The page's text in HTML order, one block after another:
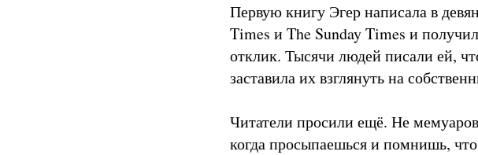
Первую книгу Эгер написала в
Times и The Sunday Times и
отклик. Тысячи людей писали ей,
заставила их взглянуть на
Читатели просили ещё. Не
когда просыпаешься и помнишь,